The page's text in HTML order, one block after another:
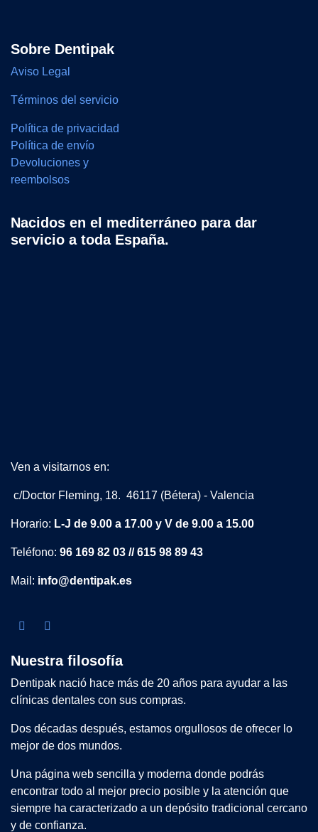
Sobre Dentipak
Aviso Legal
Términos del servicio
Política de privacidad
Política de envío
Devoluciones y
reembolsos
Nacidos en el mediterráneo para dar
servicio a toda España.
Ven a visitarnos en:
c/Doctor Fleming, 18. 46117 (Bétera) - Valencia
Horario: L-J de 9.00 a 17.00 y V de 9.00 a 15.00
Teléfono: 96 169 82 03 // 615 98 89 43
Mail: info@dentipak.es
Nuestra filosofía
Dentipak nació hace más de 20 años para ayudar a las
clínicas dentales con sus compras.
Dos décadas después, estamos orgullosos de ofrecer lo
mejor de dos mundos.
Una página web sencilla y moderna donde podrás
encontrar todo al mejor precio posible y la atención que
siempre ha caracterizado a un depósito tradicional cercano
y de confianza.